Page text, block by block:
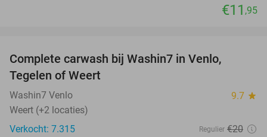
€11 ,95
Complete carwash bij Washin7 in Venlo,
Tegelen of Weert
Washin7 Venlo 9.7 star
Weert (+2 locaties)
Verkocht: 7.315
Regulier €20